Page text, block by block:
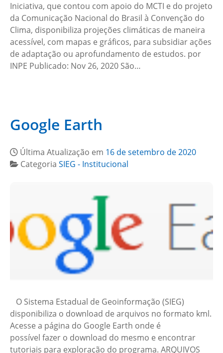
Iniciativa, que contou com apoio do MCTI e do projeto
da Comunicação Nacional do Brasil à Convenção do
Clima, disponibiliza projeções climáticas de maneira
acessível, com mapas e gráficos, para subsidiar ações
de adaptação ou aprofundamento de estudos. por
INPE Publicado: Nov 26, 2020 São…
Google Earth
Última Atualização em 16 de setembro de 2020
Categoria SIEG - Institucional
O Sistema Estadual de Geoinformação (SIEG)
disponibiliza o download de arquivos no formato kml.
Acesse a página do Google Earth onde é
possível fazer o download do mesmo e encontrar
tutoriais para exploração do programa. ARQUIVOS